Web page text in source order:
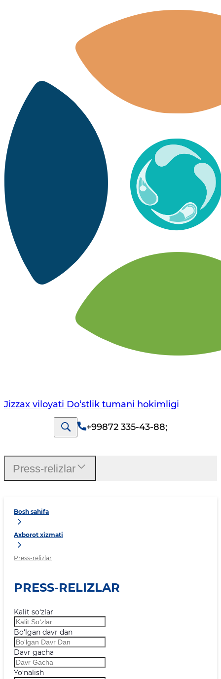
Jizzax viloyati Do‘stlik tumani hokimligi
+99872 335-43-88;
Bosh sahifa
Axborot xizmati
Press-relizlar
PRESS-RELIZLAR
Kalit so‘zlar
Bo‘lgan davr dan
Davr gacha
Yo‘nalish
Press-relizlar